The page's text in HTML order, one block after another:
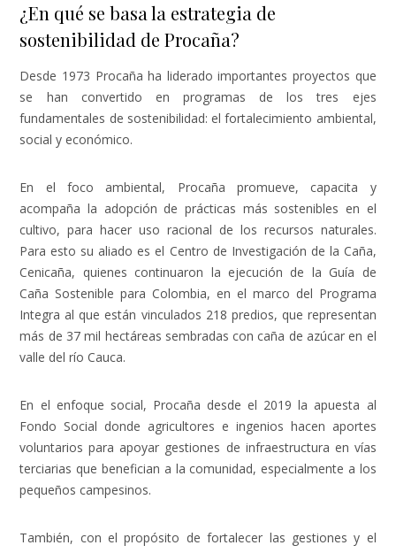
¿En qué se basa la estrategia de
sostenibilidad de Procaña?
Desde 1973 Procaña ha liderado importantes proyectos que
se han convertido en programas de los tres ejes
fundamentales de sostenibilidad: el fortalecimiento ambiental,
social y económico.
En el foco ambiental, Procaña promueve, capacita y
acompaña la adopción de prácticas más sostenibles en el
cultivo, para hacer uso racional de los recursos naturales.
Para esto su aliado es el Centro de Investigación de la Caña,
Cenicaña, quienes continuaron la ejecución de la Guía de
Caña Sostenible para Colombia, en el marco del Programa
Integra al que están vinculados 218 predios, que representan
más de 37 mil hectáreas sembradas con caña de azúcar en el
valle del río Cauca.
En el enfoque social, Procaña desde el 2019 la apuesta al
Fondo Social donde agricultores e ingenios hacen aportes
voluntarios para apoyar gestiones de infraestructura en vías
terciarias que benefician a la comunidad, especialmente a los
pequeños campesinos.
También, con el propósito de fortalecer las gestiones y el